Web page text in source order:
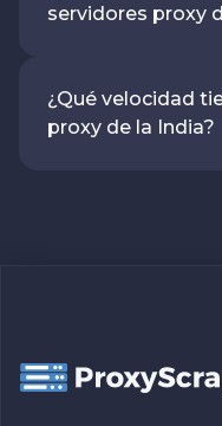
servidores proxy
¿Qué velocidad
proxy de la India?